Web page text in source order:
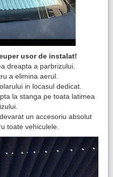
usor de instalat!
dreapta a parbrizului.
a elimina aerul.
in locasul dedicat.
la stanga pe toata latimea
un accesoriu absolut
toate vehiculele.